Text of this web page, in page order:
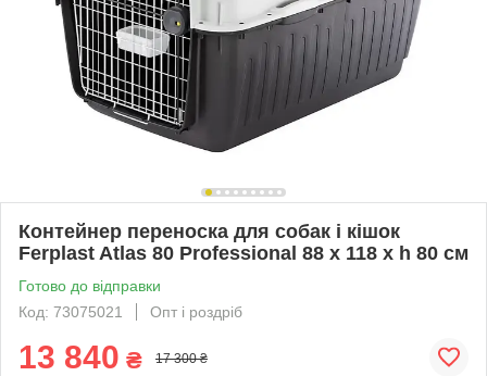
Контейнер переноска для собак і кішок
Ferplast Atlas 80 Professional 88 х 118 х h 80 см
Готово до відправки
Код: 73075021
Опт і роздріб
13 840 ₴ 17 300 ₴